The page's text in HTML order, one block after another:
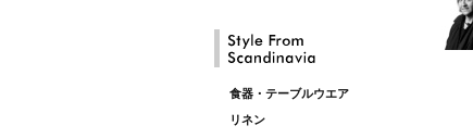
食器・テーブルウエア
リネン